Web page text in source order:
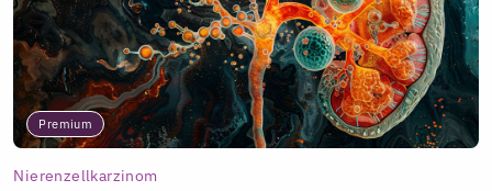
Premium
Nierenzellkarzinom